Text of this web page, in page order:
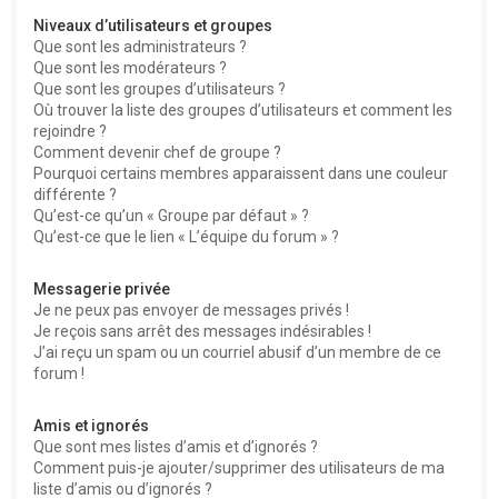
Niveaux d’utilisateurs et groupes
Que sont les administrateurs ?
Que sont les modérateurs ?
Que sont les groupes d’utilisateurs ?
Où trouver la liste des groupes d’utilisateurs et comment les
rejoindre ?
Comment devenir chef de groupe ?
Pourquoi certains membres apparaissent dans une couleur
différente ?
Qu’est-ce qu’un « Groupe par défaut » ?
Qu’est-ce que le lien « L’équipe du forum » ?
Messagerie privée
Je ne peux pas envoyer de messages privés !
Je reçois sans arrêt des messages indésirables !
J’ai reçu un spam ou un courriel abusif d’un membre de ce
forum !
Amis et ignorés
Que sont mes listes d’amis et d’ignorés ?
Comment puis-je ajouter/supprimer des utilisateurs de ma
liste d’amis ou d’ignorés ?